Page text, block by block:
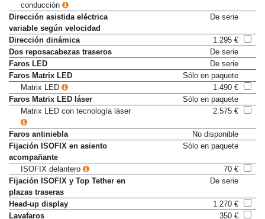
conducción
Dirección asistida eléctrica
variable según velocidad
De serie
Dirección dinámica
1.295 €
Dos reposacabezas traseros
De serie
Faros LED
De serie
Faros Matrix LED
Sólo en paquete
Matrix LED
1.490 €
Faros Matrix LED láser
Sólo en paquete
Matrix LED con tecnología láser
2.575 €
Faros antiniebla
No disponible
Fijación ISOFIX en asiento
acompañante
Sólo en paquete
ISOFIX delantero
70 €
Fijación ISOFIX y Top Tether en
plazas traseras
De serie
Head-up display
1.270 €
Lavafaros
350 €